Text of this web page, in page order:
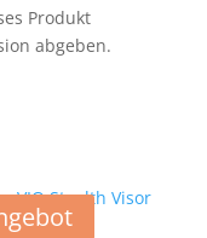
Produkt
abgeben.